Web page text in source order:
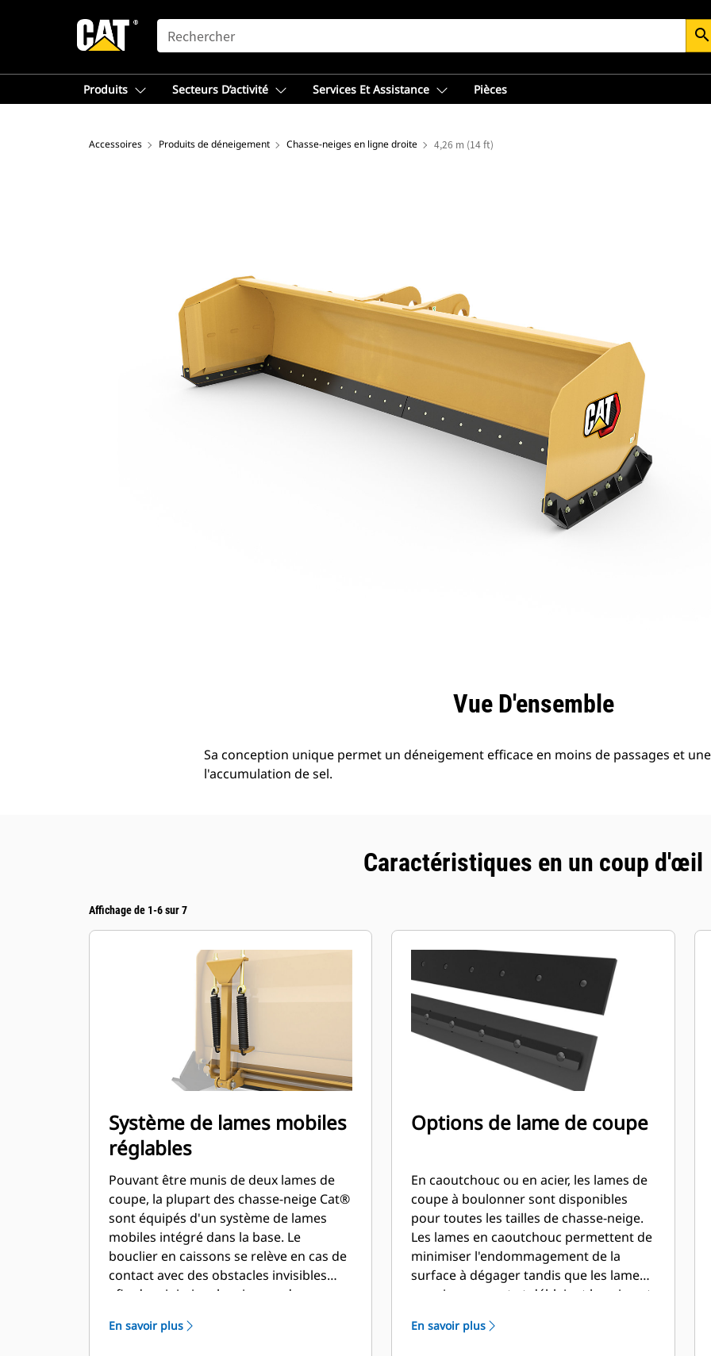
SEARCH search
Produits Secteurs D’activité Services Et Assistance Pièces
Accessoires Produits de déneigement Chasse-neiges en ligne droite 4,26 m (14 ft)
Vue D'ensemble
Sa conception unique permet un déneigement efficace en moins de passages et
l'accumulation de sel.
Caractéristiques en un coup d'œil
Affichage de 1-6 sur 7
Système de lames mobiles
réglables
Pouvant être munis de deux lames de
coupe, la plupart des chasse-neige Cat®
sont équipés d'un système de lames
mobiles intégré dans la base. Le
bouclier en caissons se relève en cas de
contact avec des obstacles invisibles
afin de minimiser les risques de
machine. L'option de lame de coupe en
En savoir plus
Options de lame de coupe
En caoutchouc ou en acier, les lames de
coupe à boulonner sont disponibles
pour toutes les tailles de chasse-neige.
Les lames en caoutchouc permettent de
minimiser l'endommagement de la
surface à dégager tandis que les lames
en acier coupent et déblaient la neige et
En savoir plus